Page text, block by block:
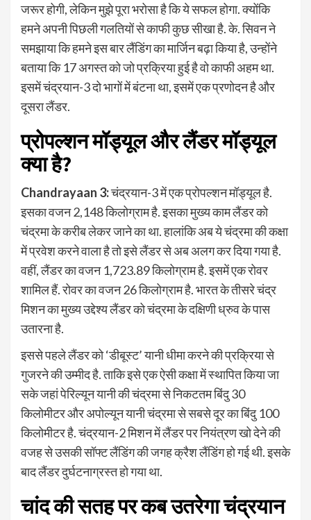
जरूर होगी, लेकिन मुझे पूरा भरोसा है कि ये सफल होगा. क्योंकि
हमने अपनी पिछली गलतियों से काफी कुछ सीखा है. के. सिवन ने
समझाया कि हमने इस बार लैंडिंग का मार्जिन बढ़ा किया है, उन्होंने
बताया कि 17 अगस्त को जो प्रक्रिया हुई है वो काफी अहम था.
इसमें चंद्रयान-3 दो भागों में बंटना था, इसमें एक प्रणोदन है और
दूसरा लैंडर.
प्रोपल्शन मॉड्यूल और लैंडर मॉड्यूल
क्या है?
Chandrayaan 3:चंद्रयान-3 में एक प्रोपल्शन मॉड्यूल है.
इसका वजन 2,148 किलोग्राम है. इसका मुख्य काम लैंडर को
चंद्रमा के करीब लेकर जाने का था. हालांकि अब ये चंद्रमा की कक्षा
में प्रवेश करने वाला है तो इसे लैंडर से अब अलग कर दिया गया है.
वहीं, लैंडर का वजन 1,723.89 किलोग्राम है. इसमें एक रोवर
शामिल हैं. रोवर का वजन 26 किलोग्राम है. भारत के तीसरे चंद्र
मिशन का मुख्य उद्देश्य लैंडर को चंद्रमा के दक्षिणी ध्रुव के पास
उतारना है.
इससे पहले लैंडर को ‘डीबूस्ट’ यानी धीमा करने की प्रक्रिया से
गुजरने की उम्मीद है. ताकि इसे एक ऐसी कक्षा में स्थापित किया जा
सके जहां पेरिल्यून यानी की चंद्रमा से निकटतम बिंदु 30
किलोमीटर और अपोल्यून यानी चंद्रमा से सबसे दूर का बिंदु 100
किलोमीटर है. चंद्रयान-2 मिशन में लैंडर पर नियंत्रण खो देने की
वजह से उसकी सॉफ्ट लैंडिंग की जगह क्रैश लैंडिंग हो गई थी. इसके
बाद लैंडर दुर्घटनाग्रस्‍त हो गया था.
चांद की सतह पर कब उतरेगा चंद्रयान